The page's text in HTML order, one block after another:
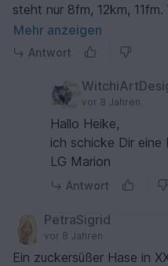
steht nur 8fm, 12km,
komm ich über den Reihen
Lg Heike
Mehr anzeigen
Antwort
vor 8 Jahren
Hallo Heike,
ich schicke Dir eine
LG Marion
Antwort
PetraSigrid
vor 8 Jahren